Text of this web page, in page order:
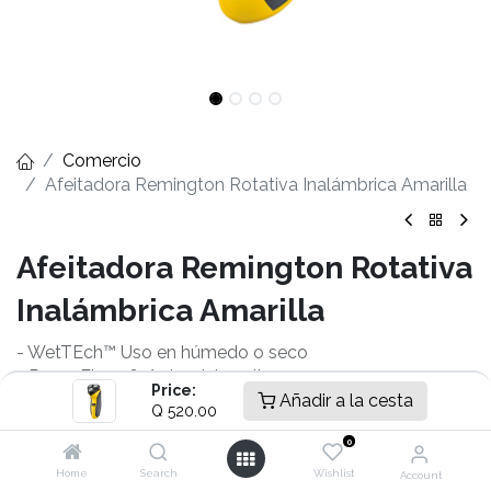
Price:
Q 520.00 Añadir a la cesta
Home Search
0
Wishlist Account
Comercio
Afeitadora Remington Rotativa Inalámbrica Amarilla
Afeitadora Remington Rotativa
Inalámbrica Amarilla
- WetTEch™ Uso en húmedo o seco​
- PowerFlex 360° giro del cuello​
- Sistema comfort ActiveContour​
- Cabezales PrecisionPlus​
- TwinTrack™ cuchillas de dos rieles
- Cobertura de alto impacto​